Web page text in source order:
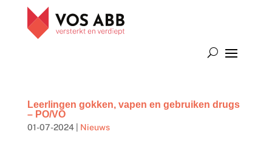
Leerlingen gokken, vapen en gebruiken drugs
– PO/VO
01-07-2024| Nieuws